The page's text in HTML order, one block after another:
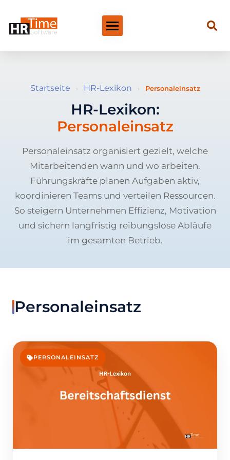
Startseite › HR-Lexikon › Personaleinsatz
HR-Lexikon:
Personaleinsatz
Personaleinsatz organisiert gezielt, welche
Mitarbeitenden wann und wo arbeiten.
Führungskräfte planen Aufgaben aktiv,
koordinieren Teams und verteilen Ressourcen.
So steigern Unternehmen Effizienz, Motivation
und sichern langfristig reibungslose Abläufe
im gesamten Betrieb.
Personaleinsatz
PERSONALEINSATZ